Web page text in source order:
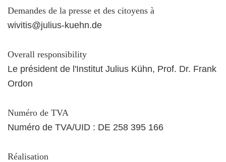
Demandes de la presse et des citoyens à
wivitis@julius-kuehn.de
Overall responsibility
Le président de l'Institut Julius Kühn, Prof. Dr. Frank
Ordon
Numéro de TVA
Numéro de TVA/UID : DE 258 395 166
Réalisation